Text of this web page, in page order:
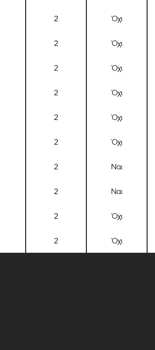
2 Όχι
2 Όχι
2 Όχι
2 Όχι
2 Όχι
2 Όχι
2 Ναι
2 Ναι
2 Όχι
2 Όχι